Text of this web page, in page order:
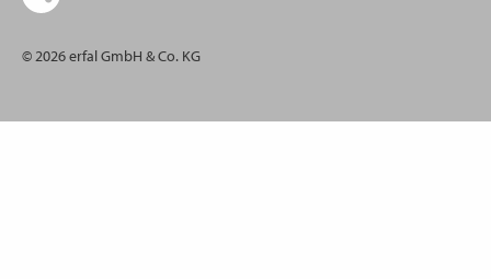
© 2026 erfal GmbH & Co. KG